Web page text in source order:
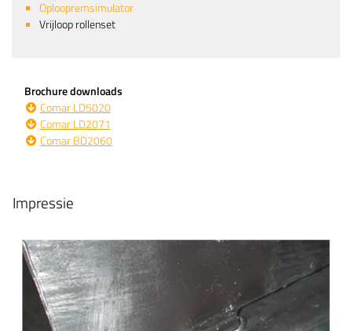
Oploopremsimulator
Vrijloop rollenset
Brochure downloads
Comar LD5020
Comar LD2071
Comar BD2060
Impressie